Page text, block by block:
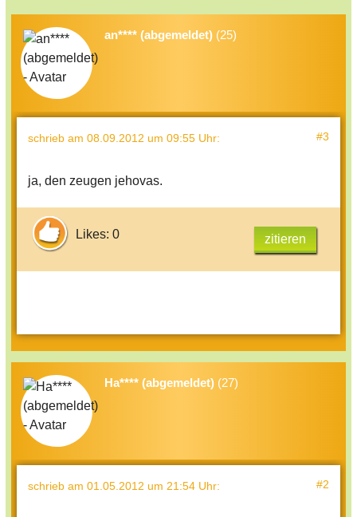
an**** (abgemeldet) (25)
schrieb am 08.09.2012 um 09:55 Uhr: #3
ja, den zeugen jehovas.
Likes: 0 zitieren
Ha**** (abgemeldet) (27)
schrieb am 01.05.2012 um 21:54 Uhr: #2